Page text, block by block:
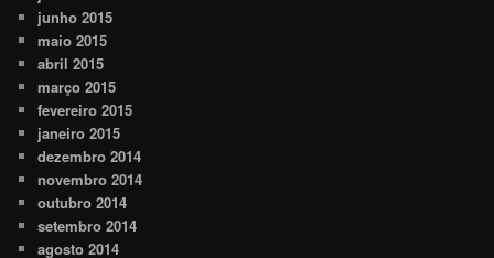
junho 2015
maio 2015
abril 2015
março 2015
fevereiro 2015
janeiro 2015
dezembro 2014
novembro 2014
outubro 2014
setembro 2014
agosto 2014